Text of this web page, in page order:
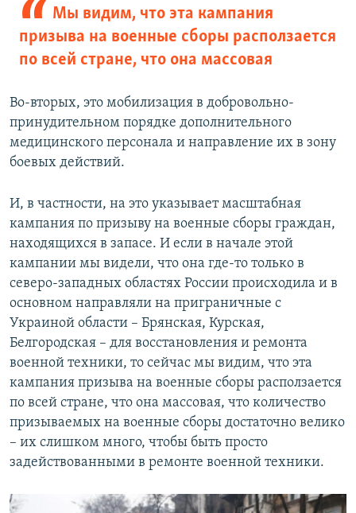
Мы видим, что эта кампания
призыва на военные сборы расползается
по всей стране, что она массовая
Во-вторых, это мобилизация в добровольно-
принудительном порядке дополнительного
медицинского персонала и направление их в зону
боевых действий.
И, в частности, на это указывает масштабная
кампания по призыву на военные сборы граждан,
находящихся в запасе. И если в начале этой
кампании мы видели, что она где-то только в
северо-западных областях России происходила и в
основном направляли на приграничные с
Украиной области – Брянская, Курская,
Белгородская – для восстановления и ремонта
военной техники, то сейчас мы видим, что эта
кампания призыва на военные сборы расползается
по всей стране, что она массовая, что количество
призываемых на военные сборы достаточно велико
– их слишком много, чтобы быть просто
задействованными в ремонте военной техники.